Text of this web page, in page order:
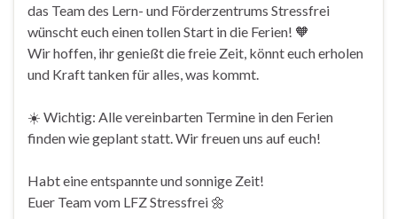
das Team des Lern- und Förderzentrums Stressfrei
wünscht euch einen tollen Start in die Ferien! 🧡
Wir hoffen, ihr genießt die freie Zeit, könnt euch erholen
und Kraft tanken für alles, was kommt.
☀️ Wichtig: Alle vereinbarten Termine in den Ferien
finden wie geplant statt. Wir freuen uns auf euch!
Habt eine entspannte und sonnige Zeit!
Euer Team vom LFZ Stressfrei 🌼